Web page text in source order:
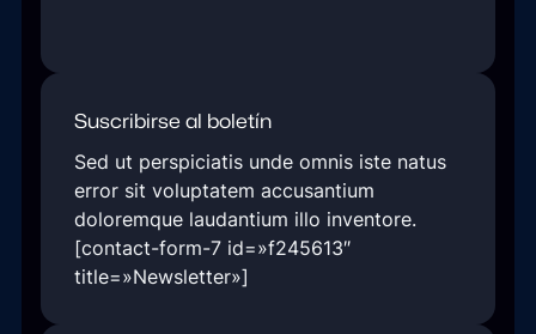
n
g
B
u
s
i
Suscribirse al boletín
Sed ut perspiciatis unde omnis iste natus
error sit voluptatem accusantium
doloremque laudantium illo inventore.
[contact-form-7 id=»f245613″
title=»Newsletter»]